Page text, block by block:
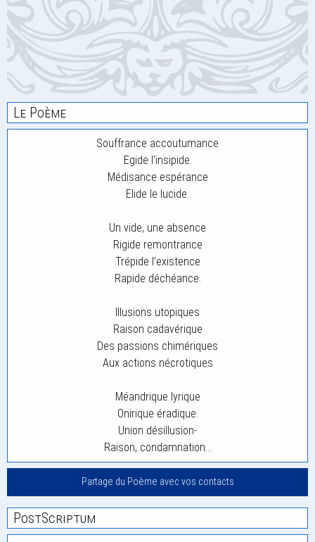
Le Poème
Souffrance accoutumance
Egide l’insipide.
Médisance espérance
Elide le lucide.
Un vide, une absence
Rigide remontrance
Trépide l’existence
Rapide déchéance.
Illusions utopiques
Raison cadavérique
Des passions chimériques
Aux actions nécrotiques
Méandrique lyrique
Onirique éradique.
Union désillusion-
Raison, condamnation…
Partage du Poème avec vos contacts
PostScriptum